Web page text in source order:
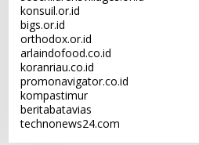
konsuil.or.id
bigs.or.id
orthodox.or.id
arlaindofood.co.id
koranriau.co.id
promonavigator.co.id
kompastimur
beritabatavias
technonews24.com